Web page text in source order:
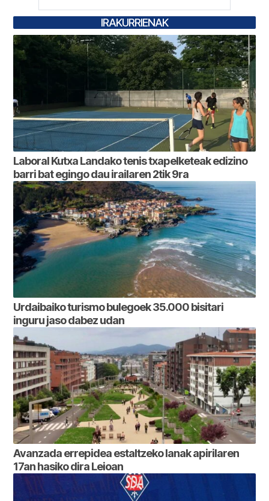
IRAKURRIENAK
Laboral Kutxa Landako tenis txapelketeak edizino
barri bat egingo dau irailaren 2tik 9ra
Urdaibaiko turismo bulegoek 35.000 bisitari
inguru jaso dabez udan
Avanzada errepidea estaltzeko lanak apirilaren
17an hasiko dira Leioan